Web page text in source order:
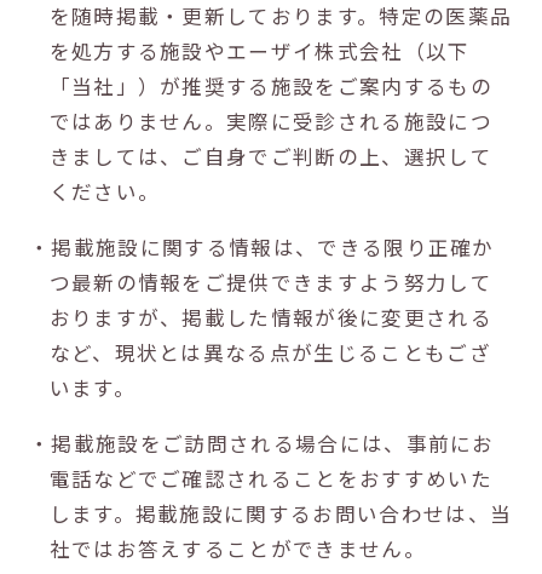
を随時掲載・更新しております。特定の医薬品
を処方する施設やエーザイ株式会社（以下
「当社」）が推奨する施設をご案内するもの
ではありません。実際に受診される施設につ
きましては、ご自身でご判断の上、選択して
ください。
・掲載施設に関する情報は、できる限り正確か
つ最新の情報をご提供できますよう努力して
おりますが、掲載した情報が後に変更される
など、現状とは異なる点が生じることもござ
います。
・掲載施設をご訪問される場合には、事前にお
電話などでご確認されることをおすすめいた
します。掲載施設に関するお問い合わせは、当
社ではお答えすることができません。